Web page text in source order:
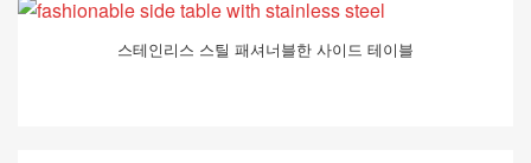
스테인리스 스틸 패셔너블한 사이드 테이블